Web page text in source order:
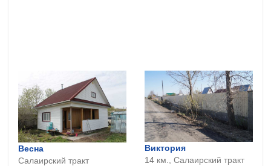
Весна
Салаирский тракт
Виктория
14 км., Салаирский тракт